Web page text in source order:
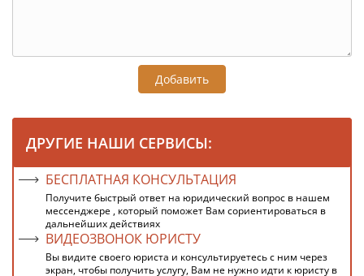
Добавить
ДРУГИЕ НАШИ СЕРВИСЫ:
БЕСПЛАТНАЯ КОНСУЛЬТАЦИЯ
Получите быстрый ответ на юридический вопрос в нашем
мессенджере , который поможет Вам сориентироваться в
дальнейших действиях
ВИДЕОЗВОНОК ЮРИСТУ
Вы видите своего юриста и консультируетесь с ним через
экран, чтобы получить услугу, Вам не нужно идти к юристу в